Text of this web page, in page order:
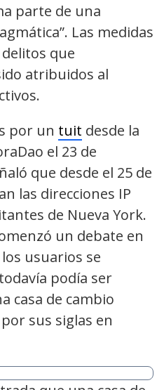
parte de una
Las medidas
que
atribuidos al
por un tuit desde la
el 23 de
que desde el 25 de
las direcciones IP
de Nueva York.
un debate en
usuarios se
podía ser
casa de cambio
sus siglas en